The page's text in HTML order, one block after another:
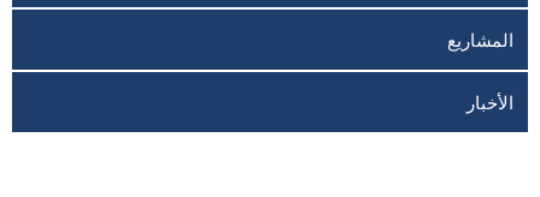
المشاريع
الأخبار